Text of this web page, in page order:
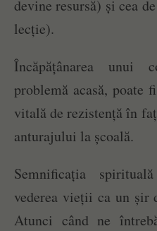
devine resursă) și cea
lecție).
Încăpățânarea unui
problemă acasă, poate
vitală de rezistență în
anturajului la școală.
Semnificația
vederea vieții ca un șir
Atunci când ne